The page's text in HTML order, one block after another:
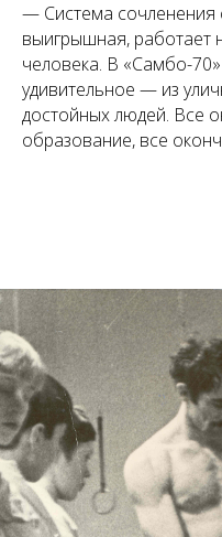
— Система сочленения
выигрышная, работает
человека. В «Самбо-70»
удивительное — из
достойных людей. Все
образование, все